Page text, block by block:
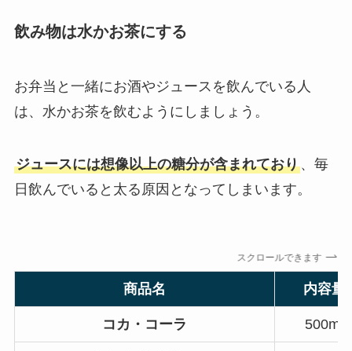
飲み物は水かお茶にする
お弁当と一緒にお酒やジュースを飲んでいる人
は、水かお茶を飲むようにしましょう。
ジュースには想像以上の糖分が含まれており、毎
日飲んでいると太る原因となってしまいます。
スクロールできます
商品名 内容量
コカ・コーラ 500ml